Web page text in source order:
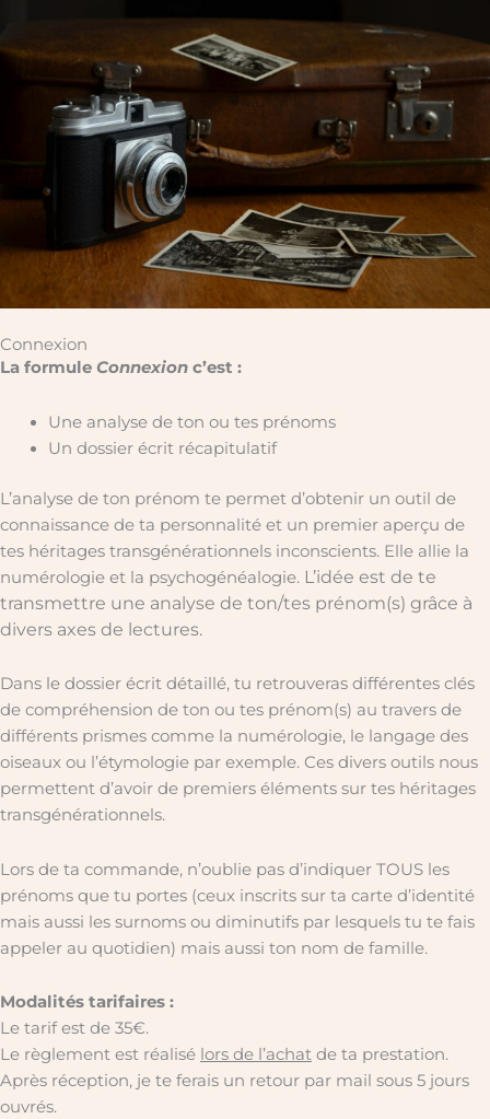
Connexion
La formule Connexion c’est :
Une analyse de ton ou tes prénoms
Un dossier écrit récapitulatif
L’analyse de ton prénom te permet d’obtenir un outil de
connaissance de ta personnalité et un premier aperçu de
tes héritages transgénérationnels inconscients. Elle allie la
numérologie et la psychogénéalogie. L’idée est de te
transmettre une analyse de ton/tes prénom(s) grâce à
divers axes de lectures.
Dans le dossier écrit détaillé, tu retrouveras différentes clés
de compréhension de ton ou tes prénom(s) au travers de
différents prismes comme la numérologie, le langage des
oiseaux ou l’étymologie par exemple. Ces divers outils nous
permettent d’avoir de premiers éléments sur tes héritages
transgénérationnels.
Lors de ta commande, n’oublie pas d’indiquer TOUS les
prénoms que tu portes (ceux inscrits sur ta carte d’identité
mais aussi les surnoms ou diminutifs par lesquels tu te fais
appeler au quotidien) mais aussi ton nom de famille.
Modalités tarifaires :
Le tarif est de 35€.
Le règlement est réalisé lors de l’achat de ta prestation.
Après réception, je te ferais un retour par mail sous 5 jours
ouvrés.